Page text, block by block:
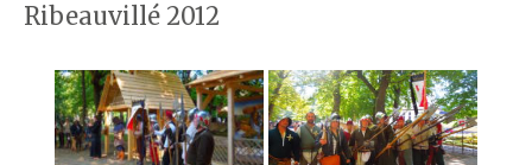
Ribeauvillé 2012